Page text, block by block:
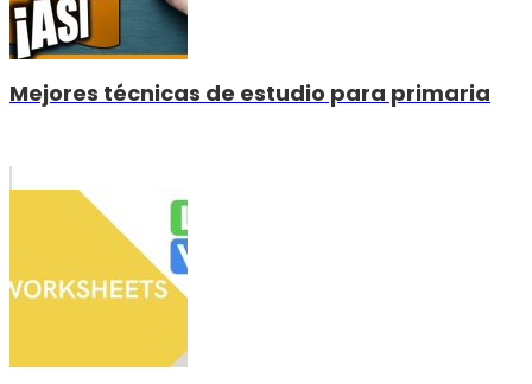
Mejores técnicas de estudio para primaria